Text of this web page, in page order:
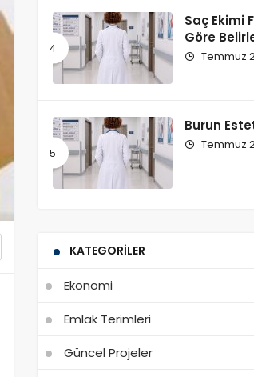
Saç Ekimi
Göre
Temmuz
Burun
Temmuz
KATEGORILER
Ekonomi
Emlak Terimleri
Güncel Projeler